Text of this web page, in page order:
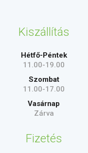
Kiszállítás
Hétfő-Péntek
11.00-19.00
Szombat
11.00-17.00
Vasárnap
Zárva
Fizetés